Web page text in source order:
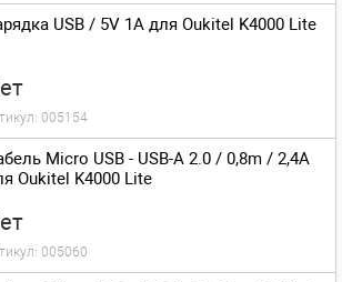
USB / 5V 1A для Oukitel K4000 Lite
005154
Micro USB - USB-A 2.0 / 0,8m / 2,4A
Oukitel K4000 Lite
005060